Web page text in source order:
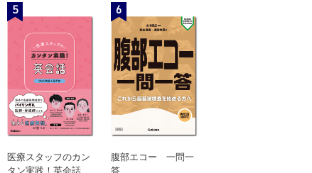
5
医療スタッフのカン
タン実践！英会話
6
腹部エコー 一問一
答